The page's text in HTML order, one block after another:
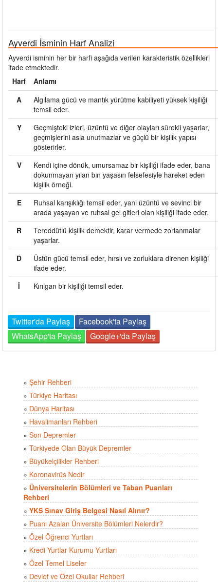
Ayverdi İsminin Harf Analizi
Ayverdi isminin her bir harfi aşağıda verilen karakteristik özellikleri
ifade etmektedir.
Harf
Anlamı
A
Algılama gücü ve mantık yürütme kabiliyeti yüksek kişiliği
temsil eder.
Y
Geçmişteki izleri, üzüntü ve diğer olayları sürekli yaşarlar,
geçmişlerini asla unutmazlar ve güçlü bir kişilik yapısı
gösterirler.
V
Kendi içine dönük, umursamaz bir kişiliği ifade eder, bana
dokunmayan yılan bin yaşasın felsefesiyle hareket eden
kişilik örneği.
E
Ruhsal karışıklığı temsil eder, yani üzüntü ve sevinci bir
arada yaşayan ve ruhsal gel gitleri olan kişiliği ifade eder.
R
Tereddütlü kişilik demektir, karar vermede zorlanmalar
yaşarlar.
D
Üstün gücü temsil eder, hırslı ve zorluklara direnen kişiliği
ifade eder.
İ
Kırılgan bir kişiliği temsil eder.
Twitter'da Paylaş
Facebook'ta Paylaş
WhatsApp'ta Paylaş
Google+'da Paylaş
» Şehir Rehberi
» Türkiye Haritası
» Dünya Haritası
» Havalimanları Rehberi
» Son Depremler
» Türkiyede Olan Büyük Depremler
» Büyükelçilikler Rehberi
» Koronavirüs Nedir
» Üniversitelerin Bölümleri ve Taban Puanları
Rehberi
» YKS Sınav Giriş Belgesi Nasıl Alınır?
» Puanı Azalan Üniversite Bölümleri Nelerdir?
» Özel Öğrenci Yurtları
» Kredi Yurtlar Kurumu Yurtları
» Özel Temel Liseler
» Devlet ve Özel Okullar Rehberi